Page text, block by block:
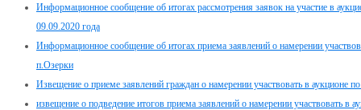
Информационное сообщение об итогах рассмотрения заявок на участие в
09.09.2020 года
Информационное сообщение об итогах приема заявлений о намерении
п.Озерки
Извещение о приеме заявлений граждан о намерении участвовать в аукционе
извещение о подведение итогов приема заявлений о намерении участвовать в